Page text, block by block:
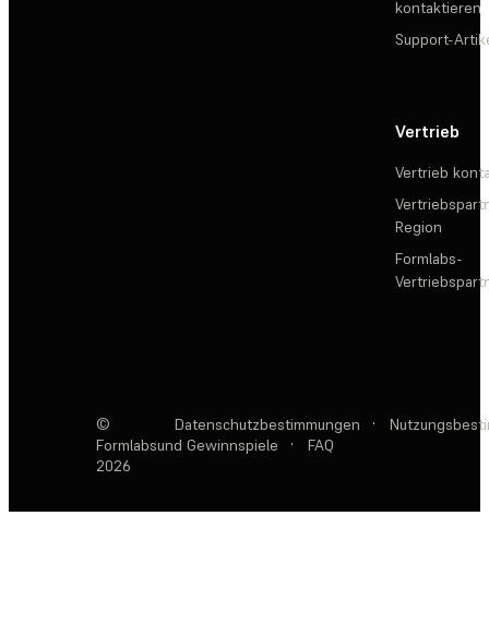
kontaktieren
Support-
Vertrieb
Vertrieb
Region
Formlabs-
©
Formlabs
2026
Datenschutzbestimmungen ·
und Gewinnspiele
· FAQ